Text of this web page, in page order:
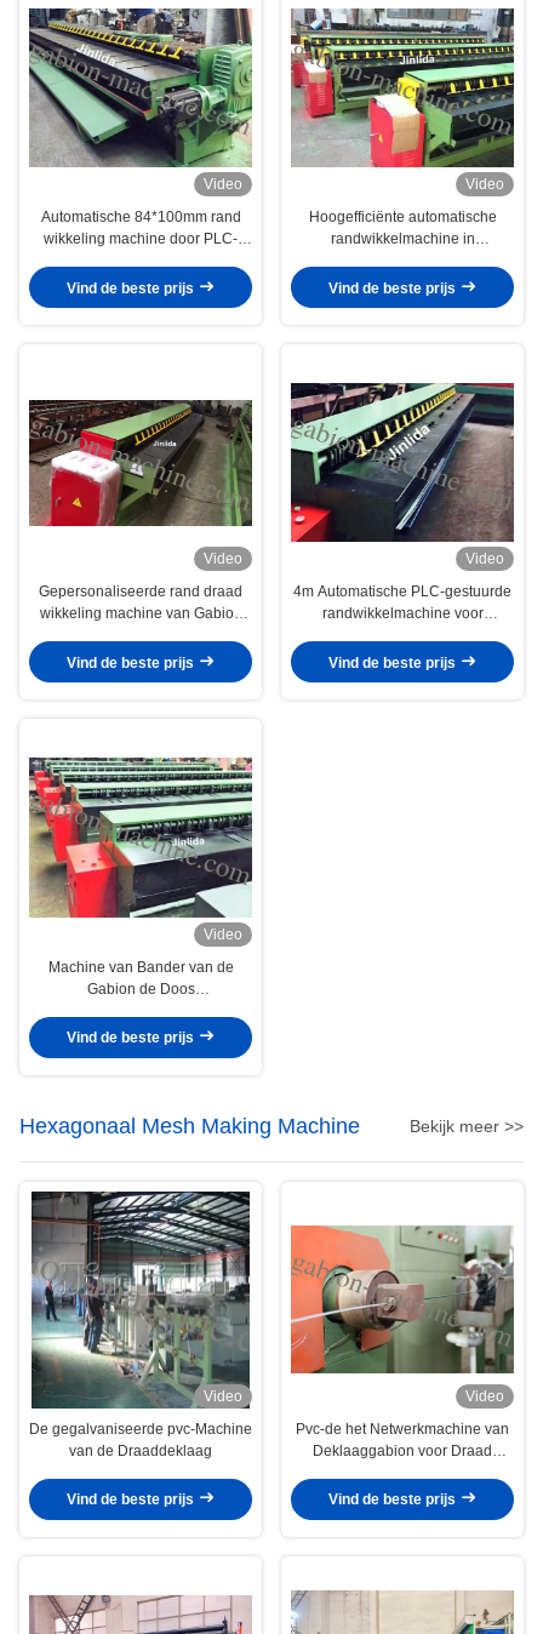
Video
Automatische 84*100mm rand
wikkeling machine door PLC-
mesh
Vind de beste prijs
Video
Hoogefficiënte automatische
randwikkelmachine in
Vind de beste prijs
Video
Gepersonaliseerde rand draad
wikkeling machine van Gabion
Vind de beste prijs
Video
4m Automatische PLC-gestuurde
randwikkelmachine voor
Vind de beste prijs
Video
Machine van Bander van de
Gabion de Doos
4.0mm Draaddiameter
Vind de beste prijs
Hexagonaal Mesh Making Machine Bekijk meer >>
Video
De gegalvaniseerde pvc-Machine
van de Draaddeklaag
Vind de beste prijs
Video
Pvc-de het Netwerkmachine van
Deklaaggabion voor Draad
een laag
Vind de beste prijs